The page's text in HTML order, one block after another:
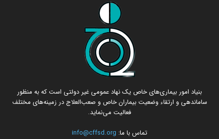
بنیاد امور بیماری‌های خاص یک نهاد عمومی غیر دولتی است که به منظور
ساماندهی و ارتقاء وضعیت بیماران خاص و صعب‌العلاج در زمینه‌های مختلف
فعالیت می‌نماید.
تماس با ما: info@cffsd.org